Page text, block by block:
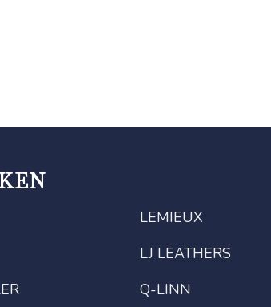
LEMIEUX
LJ LEATHERS
Q-LINN